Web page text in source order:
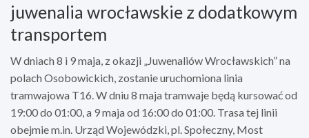
juwenalia wrocławskie z dodatkowym
transportem
W dniach 8 i 9 maja, z okazji „Juwenaliów Wrocławskich” na
polach Osobowickich, zostanie uruchomiona linia
tramwajowa T16. W dniu 8 maja tramwaje będą kursować od
19:00 do 01:00, a 9 maja od 16:00 do 01:00. Trasa tej linii
obejmie m.in. Urząd Wojewódzki, pl. Społeczny, Most